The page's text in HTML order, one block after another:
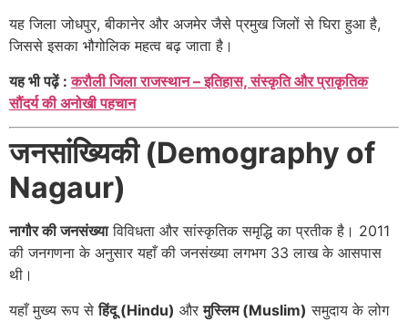
यह जिला जोधपुर, बीकानेर और अजमेर जैसे प्रमुख जिलों से घिरा हुआ है,
जिससे इसका भौगोलिक महत्व बढ़ जाता है।
यह भी पढ़ें :करौली जिला राजस्थान – इतिहास, संस्कृति और प्राकृतिक
सौंदर्य की अनोखी पहचान
जनसांख्यिकी (Demography of
Nagaur)
नागौर की जनसंख्याविविधता और सांस्कृतिक समृद्धि का प्रतीक है। 2011
की जनगणना के अनुसार यहाँ की जनसंख्या लगभग 33 लाख के आसपास
थी।
यहाँ मुख्य रूप सेहिंदू (Hindu) औरमुस्लिम (Muslim) समुदाय के लोग